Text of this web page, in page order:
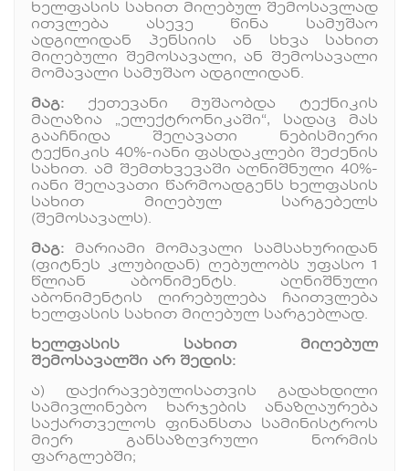
ხელფასის სახით მიღებულ შემოსავლად
ითვლება ასევე წინა სამუშაო
ადგილიდან პენსიის ან სხვა სახით
მიღებული შემოსავალი, ან შემოსავალი
მომავალი სამუშაო ადგილიდან.
მაგ: ქეთევანი მუშაობდა ტექნიკის
მაღაზია „ელექტრონიკაში“, სადაც მას
გააჩნიდა შეღავათი ნებისმიერი
ტექნიკის 40%-იანი ფასდაკლები შეძენის
სახით. ამ შემთხვევაში აღნიშნული 40%-
იანი შეღავათი წარმოადგენს ხელფასის
სახით მიღებულ სარგებელს
(შემოსავალს).
მაგ: მარიამი მომავალი სამსახურიდან
(ფიტნეს კლუბიდან) ღებულობს უფასო 1
წლიან აბონიმენტს. აღნიშნული
აბონიმენტის ღირებულება ჩაითვლება
ხელფასის სახით მიღებულ სარგებლად.
ხელფასის სახით მიღებულ
შემოსავალში არ შედის:
ა) დაქირავებულისათვის გადახდილი
სამივლინებო ხარჯების ანაზღაურება
საქართველოს ფინანსთა სამინისტროს
მიერ განსაზღვრული ნორმის
ფარგლებში;